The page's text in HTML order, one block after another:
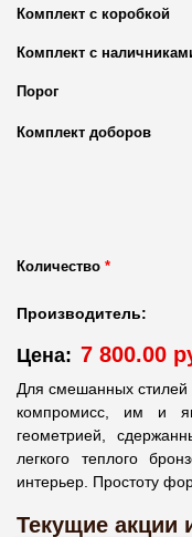
Комплект с коробкой
Комплект с
Порог
Комплект доборов
Количество *
Производитель:
Цена: 7 800.00
Для смешанных
компромисс, им и
геометрией,
легкого теплого
интерьер. Простоту
Текущие акции